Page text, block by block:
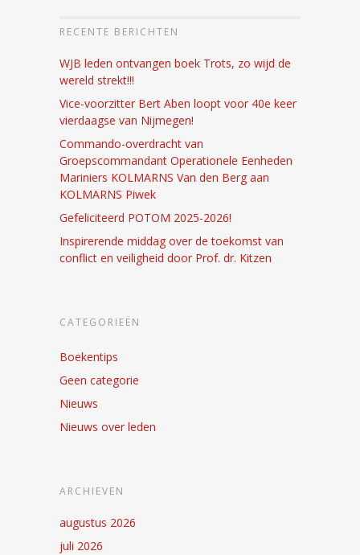
RECENTE BERICHTEN
WJB leden ontvangen boek Trots, zo wijd de
wereld strekt!!!
Vice-voorzitter Bert Aben loopt voor 40e keer
vierdaagse van Nijmegen!
Commando-overdracht van
Groepscommandant Operationele Eenheden
Mariniers KOLMARNS Van den Berg aan
KOLMARNS Piwek
Gefeliciteerd POTOM 2025-2026!
Inspirerende middag over de toekomst van
conflict en veiligheid door Prof. dr. Kitzen
CATEGORIEËN
Boekentips
Geen categorie
Nieuws
Nieuws over leden
ARCHIEVEN
augustus 2026
juli 2026